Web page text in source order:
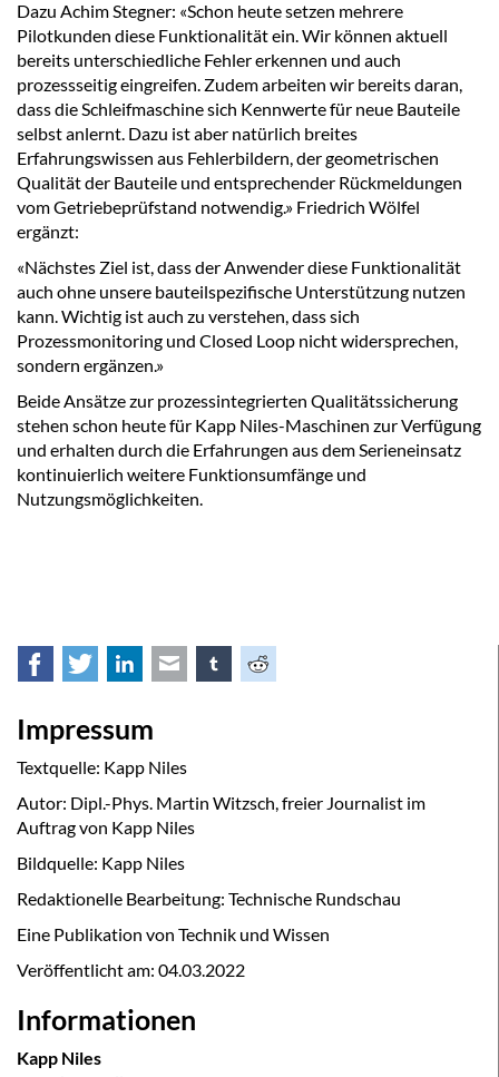
Dazu Achim Stegner: «Schon heute setzen mehrere
Pilotkunden diese Funktionalität ein. Wir können aktuell
bereits unterschiedliche Fehler erkennen und auch
prozessseitig eingreifen. Zudem arbeiten wir bereits daran,
dass die Schleifmaschine sich Kennwerte für neue Bauteile
selbst anlernt. Dazu ist aber natürlich breites
Erfahrungswissen aus Fehlerbildern, der geometrischen
Qualität der Bauteile und entsprechender Rückmeldungen
vom Getriebeprüfstand notwendig.» Friedrich Wölfel
ergänzt:
«Nächstes Ziel ist, dass der Anwender diese Funktionalität
auch ohne unsere bauteilspezifische Unterstützung nutzen
kann. Wichtig ist auch zu verstehen, dass sich
Prozessmonitoring und Closed Loop nicht widersprechen,
sondern ergänzen.»
Beide Ansätze zur prozessintegrierten Qualitätssicherung
stehen schon heute für Kapp Niles-Maschinen zur Verfügung
und erhalten durch die Erfahrungen aus dem Serieneinsatz
kontinuierlich weitere Funktionsumfänge und
Nutzungsmöglichkeiten.
Facebook
TwitterLinkedInE-mail tumblrReddit
Impressum
Textquelle: Kapp Niles
Autor: Dipl.-Phys. Martin Witzsch, freier Journalist im
Auftrag von Kapp Niles
Bildquelle: Kapp Niles
Redaktionelle Bearbeitung: Technische Rundschau
Eine Publikation von Technik und Wissen
Veröffentlicht am: 04.03.2022
Informationen
Kapp Niles